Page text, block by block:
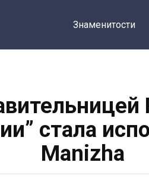
Знаменитости
стала
Manizha